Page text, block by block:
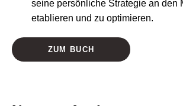
seine persönliche Strategie an den
etablieren und zu optimieren.
ZUM BUCH